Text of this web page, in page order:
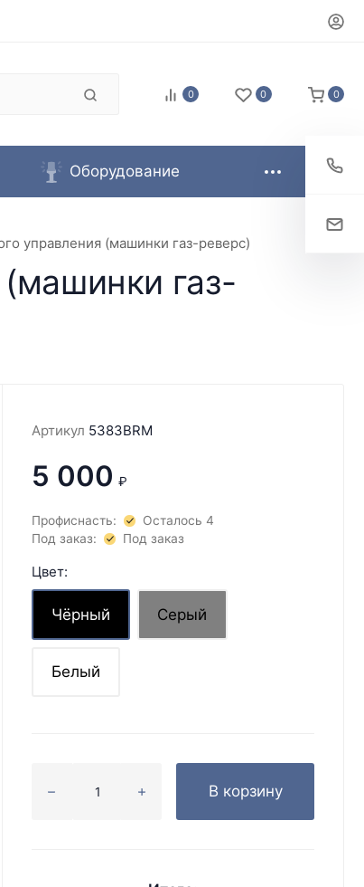
0 0 0
Оборудование
управления (машинки газ-реверс)
газ-
Артикул 5383BRM
5 000 ₽
Профиснасть:
Осталось 4
Под заказ:
Под заказ
Цвет:
Чёрный Серый
Белый
В корзину